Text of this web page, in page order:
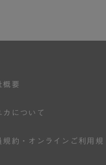
への入力、または弊社
アカウント以上を登録
概要
カについて
規約・
オンラインご利用規